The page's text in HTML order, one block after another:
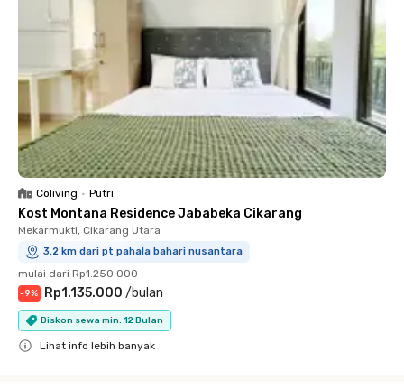
Coliving • Putri
Kost Montana Residence Jababeka Cikarang
Mekarmukti, Cikarang Utara
3.2 km dari pt pahala bahari nusantara
mulai dari Rp1.250.000
-9% Rp1.135.000 /bulan
Diskon sewa min. 12 Bulan
Lihat info lebih banyak